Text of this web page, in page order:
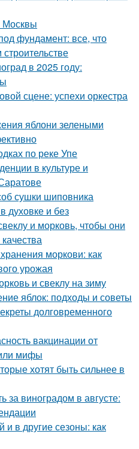
Москвы
фундамент: все, что
в 2025 году:
сцене: успехи оркестра
яблони зелеными
по реке Упе
в культуре и
сушки шиповника
и без
и морковь, чтобы они
моркови: как
урожая
и свеклу на зиму
яблок: подходы и советы
долговременного
вакцинации от
мифы
хотят быть сильнее в
за виноградом в августе:
в другие сезоны: как